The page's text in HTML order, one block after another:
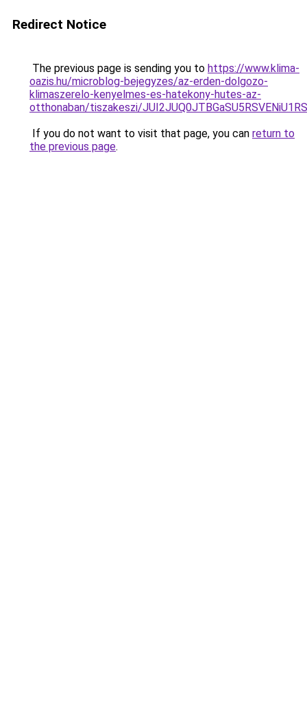
Redirect Notice
The previous page is sending you to https://www.klima-
oazis.hu/microblog-bejegyzes/az-erden-dolgozo-
klimaszerelo-kenyelmes-es-hatekony-hutes-az-
otthonaban/tiszakeszi/
If you do not want to visit that page, you can return to
the previous page.